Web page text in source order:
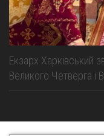
Екзарх Харківський
Великого Четверга і